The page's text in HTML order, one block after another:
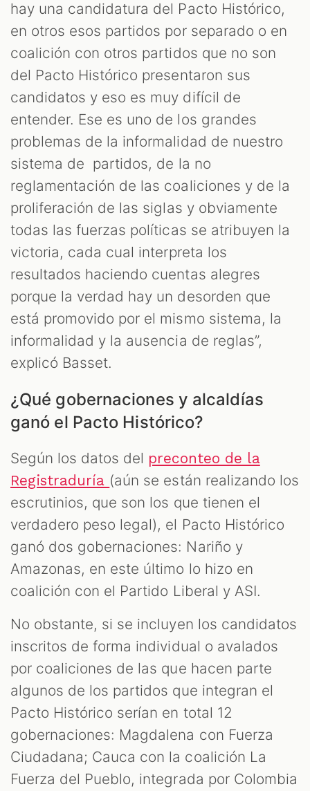
hay una candidatura del Pacto Histórico,
en otros esos partidos por separado o en
coalición con otros partidos que no son
del Pacto Histórico presentaron sus
candidatos y eso es muy difícil de
entender. Ese es uno de los grandes
problemas de la informalidad de nuestro
sistema de partidos, de la no
reglamentación de las coaliciones y de la
proliferación de las siglas y obviamente
todas las fuerzas políticas se atribuyen la
victoria, cada cual interpreta los
resultados haciendo cuentas alegres
porque la verdad hay un desorden que
está promovido por el mismo sistema, la
informalidad y la ausencia de reglas”,
explicó Basset.
¿Qué gobernaciones y alcaldías
ganó el Pacto Histórico?
Según los datos del preconteo de la
Registraduría (aún se están realizando los
escrutinios, que son los que tienen el
verdadero peso legal), el Pacto Histórico
ganó dos gobernaciones: Nariño y
Amazonas, en este último lo hizo en
coalición con el Partido Liberal y ASI.
No obstante, si se incluyen los candidatos
inscritos de forma individual o avalados
por coaliciones de las que hacen parte
algunos de los partidos que integran el
Pacto Histórico serían en total 12
gobernaciones: Magdalena con Fuerza
Ciudadana; Cauca con la coalición La
Fuerza del Pueblo, integrada por Colombia